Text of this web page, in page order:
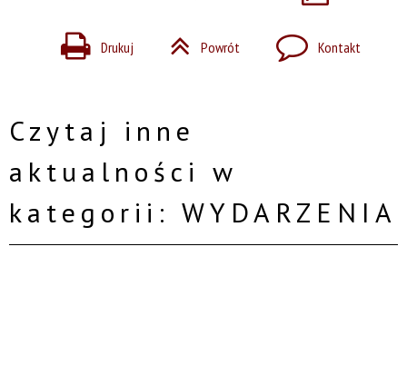
Drukuj Powrót Kontakt
Czytaj inne
aktualności w
kategorii: WYDARZENIA